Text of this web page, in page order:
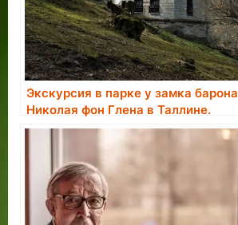
Экскурсия в парке у замка барона
Николая фон Глена в Таллине.
Бронирование экскурсии.